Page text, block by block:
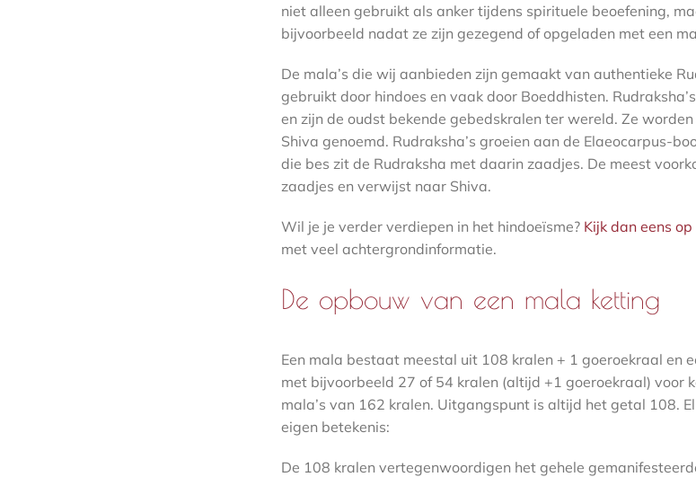
niet alleen gebruikt als anker tijdens spirituele beoefening,
bijvoorbeeld nadat ze zijn gezegend of opgeladen met een
De mala’s die wij aanbieden zijn gemaakt van authentieke
gebruikt door hindoes en vaak door Boeddhisten.
en zijn de oudst bekende gebedskralen ter wereld. Ze
Shiva genoemd. Rudraksha’s groeien aan de Elaeocarpus-
die bes zit de Rudraksha met daarin zaadjes. De meest
zaadjes en verwijst naar Shiva.
Wil je je verder verdiepen in het hindoeïsme? Kijk dan eens
met veel achtergrondinformatie.
De opbouw van een mala ketting
Een mala bestaat meestal uit 108 kralen + 1 goeroekraal en
met bijvoorbeeld 27 of 54 kralen (altijd +1 goeroekraal) voor
mala’s van 162 kralen. Uitgangspunt is altijd het getal 108.
eigen betekenis:
De 108 kralen vertegenwoordigen het gehele